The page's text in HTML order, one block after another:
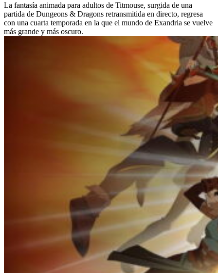
La fantasía animada para adultos de Titmouse, surgida de una
partida de Dungeons & Dragons retransmitida en directo, regresa
con una cuarta temporada en la que el mundo de Exandria se vuelve
más grande y más oscuro.